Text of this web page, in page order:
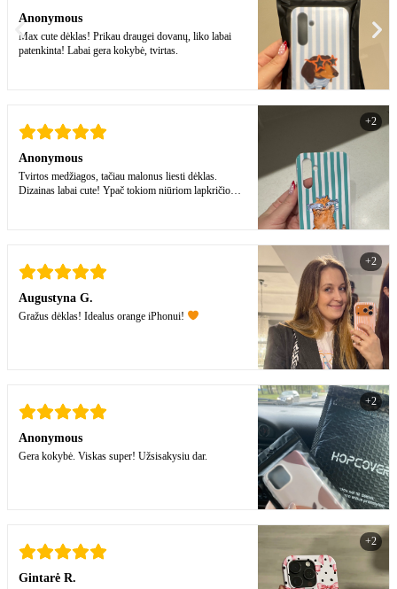
Anonymous
Max cute dėklas! Prikau draugei dovanų, liko labai
patenkinta! Labai gera kokybė, tvirtas.
Anonymous
Tvirtos medžiagos, tačiau malonus liesti dėklas.
Dizainas labai cute! Ypač tokiom niūriom lapkričio
+2
Augustyna G.
Gražus dėklas! Idealus orange iPhonui!
+2
Anonymous
Gera kokybė. Viskas super! Užsisakysiu dar.
+2
Gintarė R.
+2